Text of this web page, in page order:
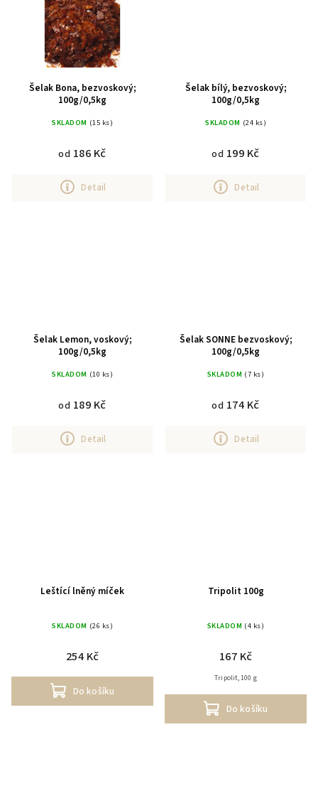
Šelak Bona, bezvoskový;
100g/0,5kg
SKLADOM (15 ks)
od 186 Kč
Detail
Šelak bílý, bezvoskový;
100g/0,5kg
SKLADOM (24 ks)
od 199 Kč
Detail
Šelak Lemon, voskový;
100g/0,5kg
SKLADOM (10 ks)
od 189 Kč
Detail
Šelak SONNE bezvoskový;
100g/0,5kg
SKLADOM (7 ks)
od 174 Kč
Detail
Leštící lněný míček
SKLADOM (26 ks)
254 Kč
Do košíku
Tripolit 100g
SKLADOM (4 ks)
167 Kč
Do košíku
Tripolit, 100 g